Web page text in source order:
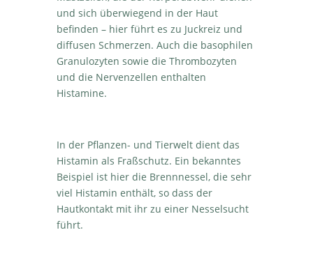
und sich überwiegend in der Haut
befinden – hier führt es zu Juckreiz und
diffusen Schmerzen. Auch die basophilen
Granulozyten sowie die Thrombozyten
und die Nervenzellen enthalten
Histamine.
In der Pflanzen- und Tierwelt dient das
Histamin als Fraßschutz. Ein bekanntes
Beispiel ist hier die Brennnessel, die sehr
viel Histamin enthält, so dass der
Hautkontakt mit ihr zu einer Nesselsucht
führt.